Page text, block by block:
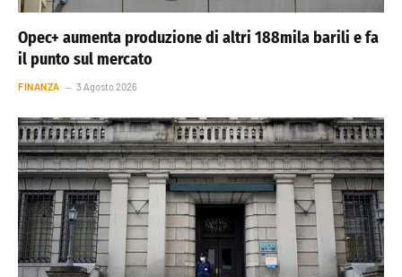
Opec+ aumenta produzione di altri 188mila barili e fa
il punto sul mercato
FINANZA 3 Agosto 2026